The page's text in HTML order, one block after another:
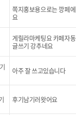
쪽지홍보용으로는 깡페에
요
게릴라마케팅요 카페자동
글쓰기 강추네요
아주 잘 쓰고있습니다
후기남기러왓어요